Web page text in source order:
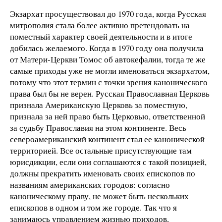
Экзархат просуществовал до 1970 года, когда Русская
митрополия стала более активно претендовать на
поместный характер своей деятельности и в итоге
добилась желаемого. Когда в 1970 году она получила
от Матери-Церкви Томос об автокефалии, тогда те же
самые приходы уже не могли именоваться экзархатом,
потому что этот термин с точки зрения канонического
права был бы не верен. Русская Православная Церковь
признала Американскую Церковь за поместную,
признала за ней право быть Церковью, ответственной
за судьбу Православия на этом континенте. Весь
североамериканский континент стал ее канонической
территорией. Все остальные присутствующие там
юрисдикции, если они соглашаются с такой позицией,
должны прекратить именовать своих епископов по
названиям американских городов: согласно
каноническому праву, не может быть нескольких
епископов в одном и том же городе. Так что я
занимаюсь управлением жизнью приходов,